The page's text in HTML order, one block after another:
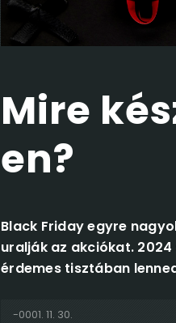
Mire
en?
Black Friday egyre
uralják az akciókat.
érdemes tisztában
-0001. 11. 30.